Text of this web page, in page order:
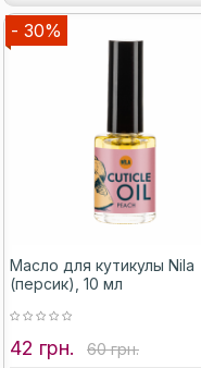
- 30%
Масло для кутикулы Nila
(персик), 10 мл
42 грн. 60 грн.